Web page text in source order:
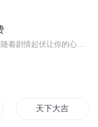
天下大吉